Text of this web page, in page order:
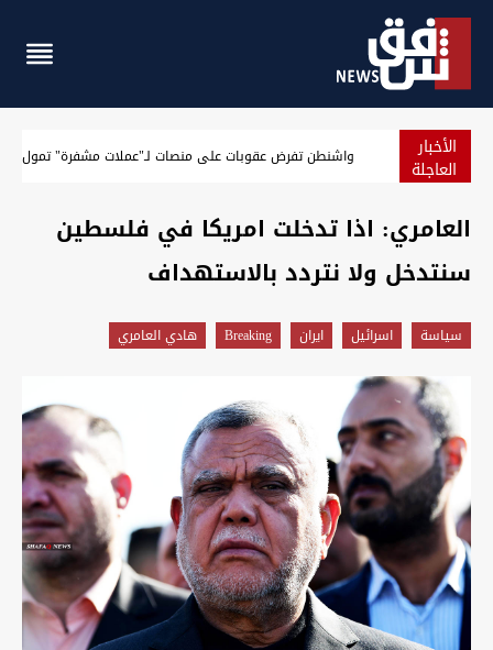
الأخبار
العاجلة الجيش الأميركي يعلن حصيلة جديدة لنتائج حصار إيران
العامري: اذا تدخلت امريكا في فلسطين
سنتدخل ولا نتردد بالاستهداف
سیاسة اسرائيل ايران Breaking هادي العامري